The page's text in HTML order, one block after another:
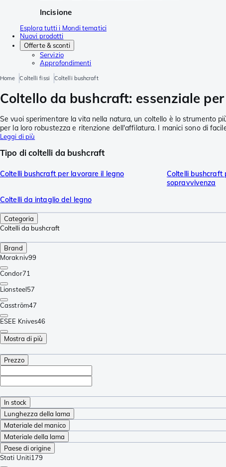
Incisione
Esplora tutti i Mondi tematici
Nuovi prodotti
Offerte & sconti
Servizio
Approfondimenti
Home Coltelli fissi Coltelli bushcraft
Coltello da bushcraft: essenziale
Se vuoi sperimentare la vita nella natura, un coltello è lo strumento
per la loro robustezza e ritenzione dell'affilatura. I manici sono di
Leggi di più
Tipo di coltelli da bushcraft
Coltelli bushcraft per lavorare il legno
Coltelli bushcraft
sopravvivenza
Coltelli da intaglio del legno
Categoria
Coltelli da bushcraft
Brand
Morakniv99
Condor71
Lionsteel57
Casström47
ESEE Knives46
Mostra di più
Prezzo
In stock
Lunghezza della lama
Materiale del manico
Materiale della lama
Paese di origine
Stati Uniti179